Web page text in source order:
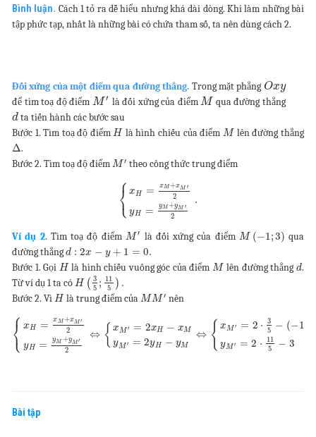
Bình luận. Cách 1 tỏ ra dễ hiểu nhưng khá dài dòng. Khi làm những bài
tập phức tạp, nhất là những bài có chứa tham số, ta nên dùng cách 2.
Đối xứng của một điểm qua đường thẳng. Trong mặt phẳng Oxy
để tìm toạ độ điểm M ′ là đối xứng của điểmM qua đường thẳng
dta tiến hành các bước sau
Bước 1. Tìm toạ độ điểmH là hình chiếu của điểm M lên đường thẳng
Δ.
Bước 2. Tìm toạ độ điểm M ′ theo công thức trung điểm
⎧
⎩
⎨ x H = xM+xM ′
2
yH = yM+yM ′
2
.
Ví dụ 2. Tìm toạ độ điểm M ′ là đối xứng của điểm M (−1;3) qua
đường thẳng d : 2x − y + 1 = 0.
Bước 1. Gọi Hlà hình chiếu vuông góc của điểm M lên đường thẳng d.
Từ ví dụ 1 ta có H ( 3
5 ; 11
5
) .
Bước 2. Vì Hlà trung điểm của MM ′ nên
⎧
⎩
⎨ xH = xM+xM′
2
yH = yM +yM′
2
⇔ { xM ′ = 2xH − xM
yM ′ = 2yH − yM
⇔ { xM ′ = 2 ⋅ 3
5 − (−1
yM ′ = 2 ⋅
11
5
− 3
Bài tập